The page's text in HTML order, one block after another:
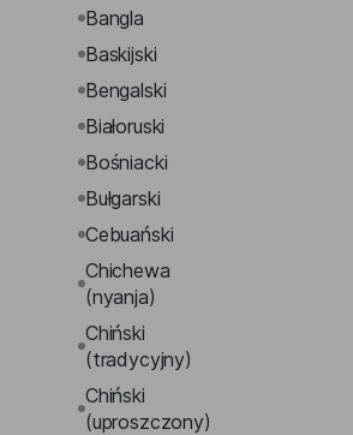
Bangla
Baskijski
Bengalski
Białoruski
Bośniacki
Bułgarski
Cebuański
Chichewa
(nyanja)
Chiński
(tradycyjny)
Chiński
(uproszczony)